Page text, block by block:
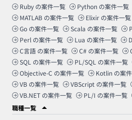
Ruby の案件一覧 Python の案件一覧
MATLAB の案件一覧 Elixir の案件一覧
Go の案件一覧 Scala の案件一覧
Perl の案件一覧 Lua の案件一覧
C言語 の案件一覧 C# の案件一覧
SQL の案件一覧 PL/SQL の案件一覧
Objective-C の案件一覧 Kotlin の案
VB の案件一覧 VBScript の案件一覧
VB.NET の案件一覧 PL/I の案件一覧
職種一覧